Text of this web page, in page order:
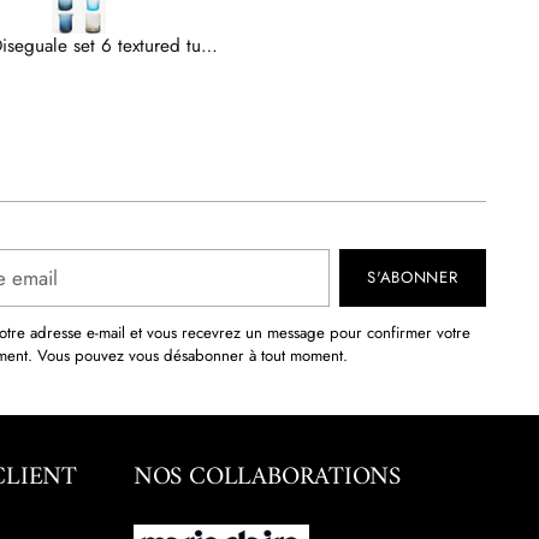
ab+ by Abert charging base for Tempo/Resort lamp
S'ABONNER
adresse e-mail et vous recevrez un message pour confirmer votre
Vous pouvez vous désabonner à tout moment.
NOS COLLABORATIONS